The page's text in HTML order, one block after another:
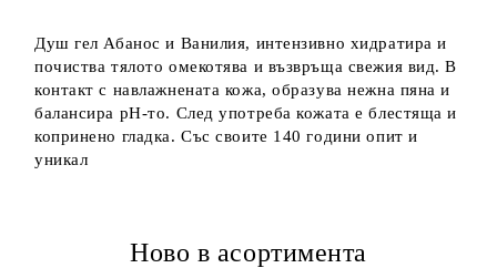
Душ гел Абанос и Ванилия, интензивно хидратира и
почиства тялото омекотява и възвръща свежия вид. В
контакт с навлажнената кожа, образува нежна пяна и
балансира рН-то. След употреба кожата е блестяща и
копринено гладка. Със своите 140 години опит и
уникал
Ново в асортимента